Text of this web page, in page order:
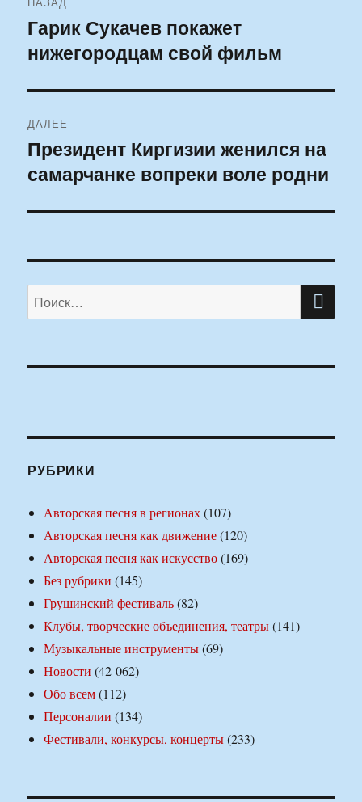
по
записям
Предыдущая
запись:
Гарик Сукачев покажет
нижегородцам свой фильм
ДАЛЕЕ
Следующая
запись:
Президент Киргизии женился на
самарчанке вопреки воле родни
Искать:
РУБРИКИ
Авторская песня в регионах(107)
Авторская песня как движение(120)
Авторская песня как искусство(169)
Без рубрики (145)
Грушинский фестиваль(82)
Клубы, творческие объединения, театры(141)
Музыкальные инструменты(69)
Новости (42 062)
Обо всем(112)
Персоналии (134)
Фестивали, конкурсы, концерты(233)